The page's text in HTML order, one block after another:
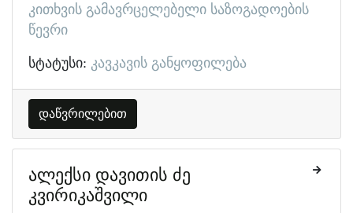
კითხვის გამავრცელებელი საზოგადოების
წევრი
სტატუსი: კავკავის განყოფილება
დაწვრილებით
ალექსი დავითის ძე
კვირიკაშვილი